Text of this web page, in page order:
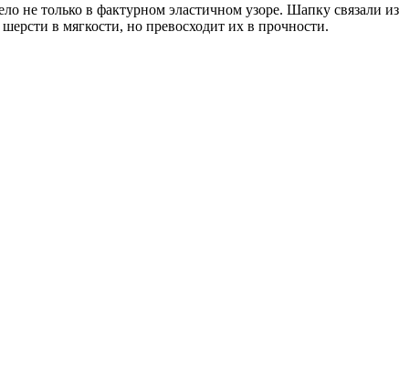
не только в фактурном эластичном узоре. Шапку
в мягкости, но превосходит их в прочности.